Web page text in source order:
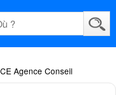
Agence Conseil